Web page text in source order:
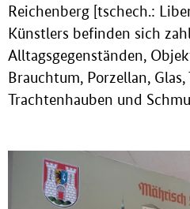
Reichenberg [tschech.:
Künstlers befinden sich
Alltagsgegenständen,
Brauchtum, Porzellan, Glas,
Trachtenhauben und